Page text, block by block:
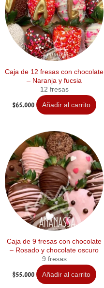
Caja de 12 fresas con chocolate
– Naranja y fucsia
12 fresas
$65.000 Añadir al carrito
Caja de 9 fresas con chocolate
– Rosado y chocolate oscuro
9 fresas
$55.000 Añadir al carrito